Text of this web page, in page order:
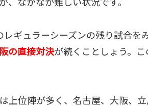
ギュラーシーズンの残り試合を
の直接対決が続くことしょう。
上位陣が多く、名古屋、大阪、